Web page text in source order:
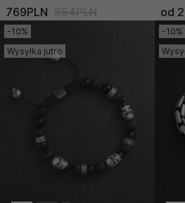
769PLN 854PLN
od
-10%
Wysyłka jutro
-10%